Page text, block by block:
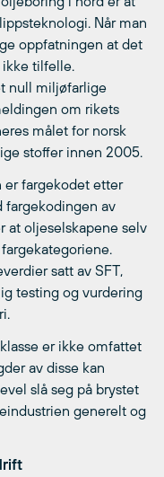
Når man
oppfatningen at det
tilfelle.
null miljøfarlige
om rikets
målet for norsk
stoffer innen 2005.
er fargekodet etter
fargekodingen av
at oljeselskapene selv
satt av SFT,
testing og vurdering
er ikke omfattet
av disse kan
slå seg på brystet
generelt og